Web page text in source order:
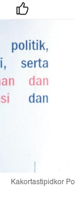
Kakortastipidkor